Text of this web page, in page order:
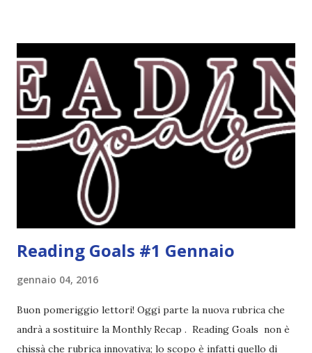
riguarda i suoi romanzi thriller. Per il momento sono
troppo fissata con questo genere ma ho letto pochi libri
thriller e vorrei davvero iniziarne qualcuno. Attraverso il
fuoco - Josephine Angeline \\ 19 settembre. Qualsiasi
libro cita anche soltanto "Salem" deve essere
assolutamente mio. Sono affascinata dalla storia delle
streghe di Salem e se oltre alle streghe aggiungiamo
mondi paralleli e gemelle malefiche, la mia curiosità monta
Reading Goals #1 Gennaio
gennaio 04, 2016
Buon pomeriggio lettori! Oggi parte la nuova rubrica che
andrà a sostituire la Monthly Recap . Reading Goals non è
chissà che rubrica innovativa; lo scopo è infatti quello di